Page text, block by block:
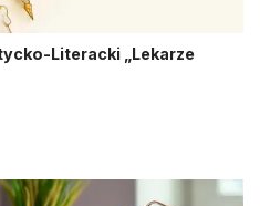
Literacki „Lekarze